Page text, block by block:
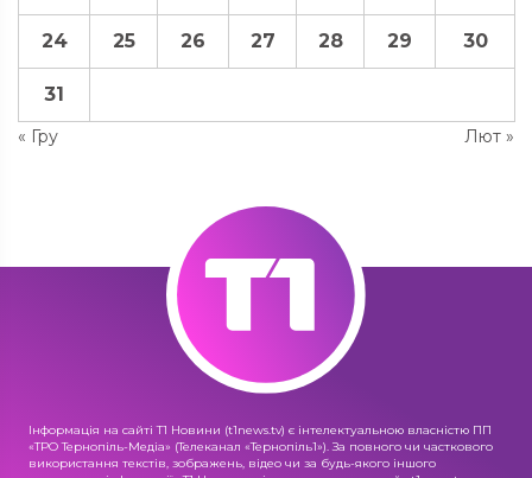
« Гру Лют »
24 25 26 27 28 29 30
31
Інформація на сайті Т1 Новини (t1news.tv) є інтелектуальною власністю ПП
«ТРО Тернопіль-Медіа» (Телеканал «Тернопіль1»). За повного чи часткового
використання текстів, зображень, відео чи за будь-якого іншого